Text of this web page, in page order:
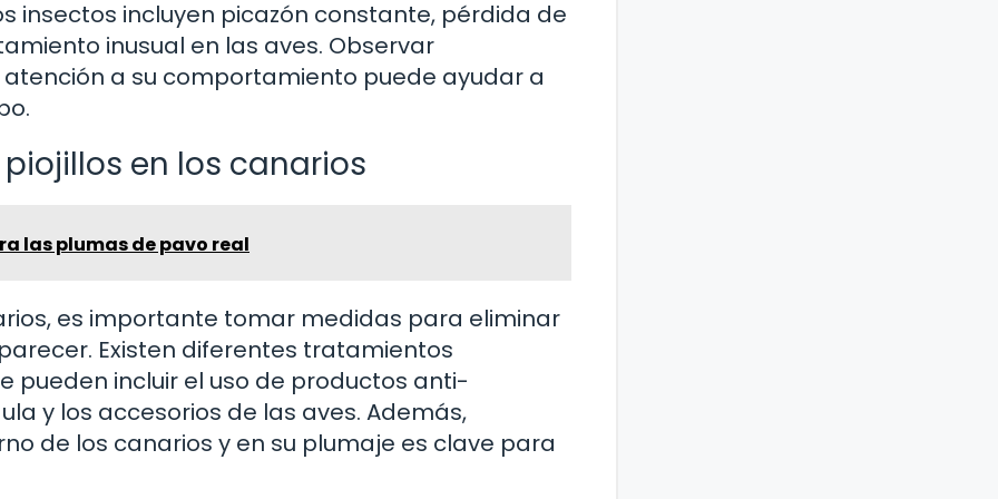
insectos incluyen picazón constante, pérdida de
inusual en las aves. Observar
a su comportamiento puede ayudar a
en los canarios
las plumas de pavo real
es importante tomar medidas para eliminar
Existen diferentes tratamientos
pueden incluir el uso de productos anti-
y los accesorios de las aves. Además,
de los canarios y en su plumaje es clave para